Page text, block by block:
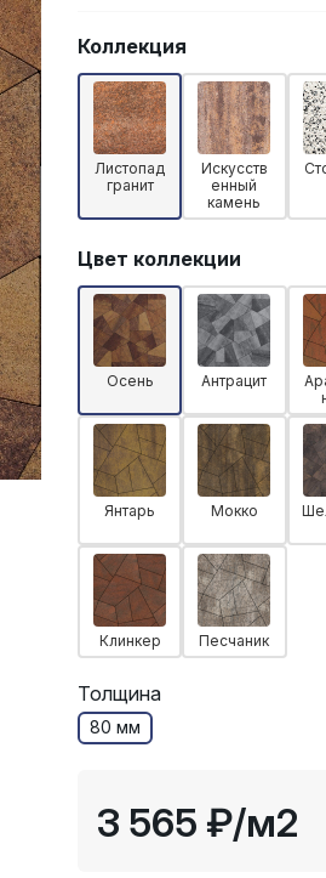
Коллекция
Листопад
гранит
Искусств
енный
камень
Цвет коллекции
Осень Антрацит
Янтарь Мокко
Клинкер Песчаник
Толщина
80 мм
3 565 ₽/м2